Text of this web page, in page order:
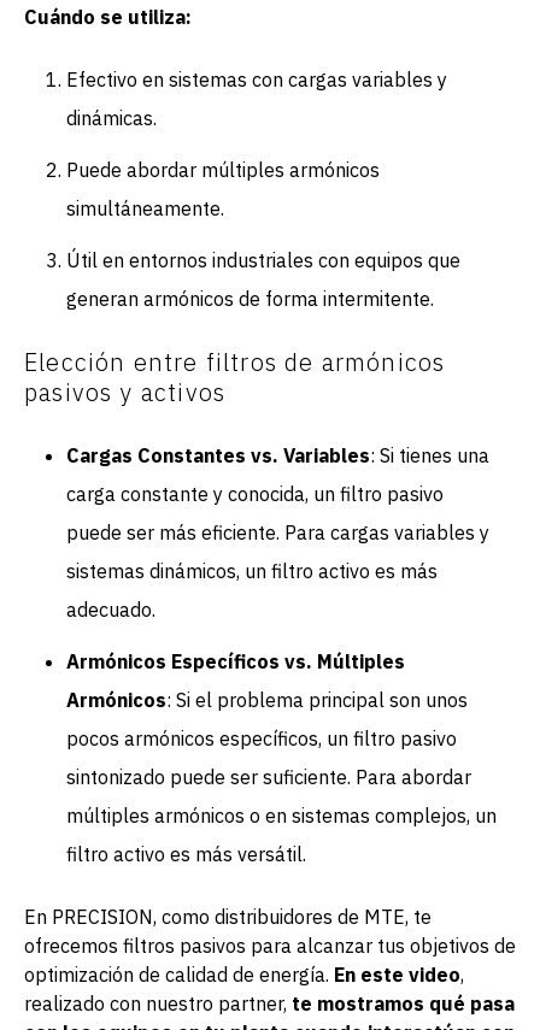
Cuándo se utiliza:
Efectivo en sistemas con cargas variables y
dinámicas.
Puede abordar múltiples armónicos
simultáneamente.
Útil en entornos industriales con equipos que
generan armónicos de forma intermitente.
Elección entre filtros de armónicos
pasivos y activos
Cargas Constantes vs. Variables: Si tienes una
carga constante y conocida, un filtro pasivo
puede ser más eficiente. Para cargas variables y
sistemas dinámicos, un filtro activo es más
adecuado.
Armónicos Específicos vs. Múltiples
Armónicos: Si el problema principal son unos
pocos armónicos específicos, un filtro pasivo
sintonizado puede ser suficiente. Para abordar
múltiples armónicos o en sistemas complejos, un
filtro activo es más versátil.
En PRECISION, como distribuidores de MTE, te
ofrecemos filtros pasivos para alcanzar tus objetivos de
optimización de calidad de energía. En este video,
realizado con nuestro partner, te mostramos qué pasa